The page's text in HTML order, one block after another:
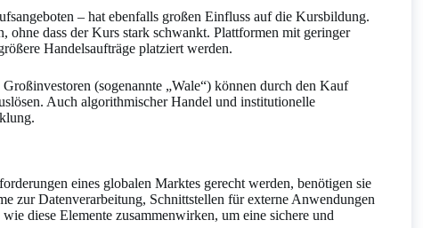
– hat ebenfalls großen Einfluss auf die Kursbildung.
dass der Kurs stark schwankt. Plattformen mit geringer
Handelsaufträge platziert werden.
(sogenannte „Wale“) können durch den Kauf
Auch algorithmischer Handel und institutionelle
eines globalen Marktes gerecht werden, benötigen sie
zur Datenverarbeitung, Schnittstellen für externe Anwendungen
diese Elemente zusammenwirken, um eine sichere und